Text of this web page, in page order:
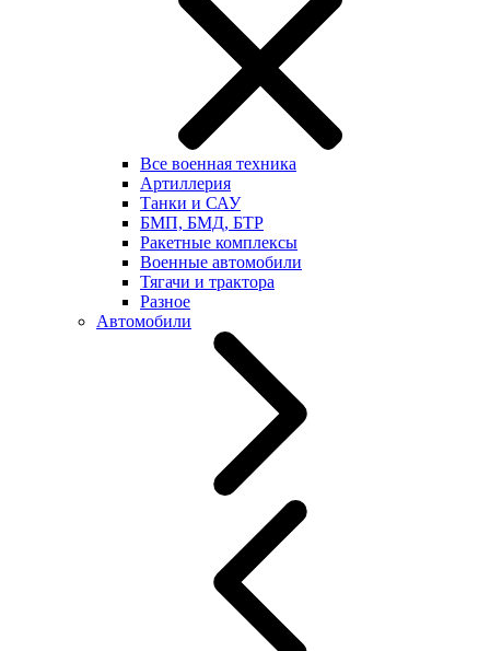
Все военная техника
Артиллерия
Танки и САУ
БМП, БМД, БТР
Ракетные комплексы
Военные автомобили
Тягачи и трактора
Разное
Автомобили